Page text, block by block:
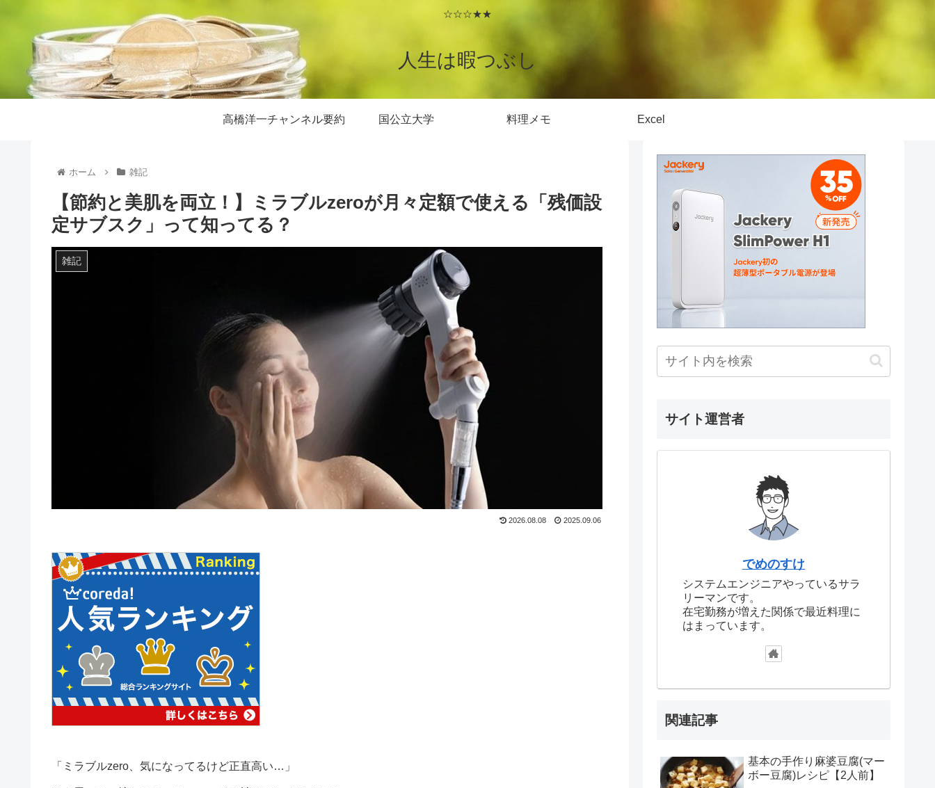
☆☆☆★★
人生は暇つぶし
高橋洋一チャンネル要約 国公立大学 料理メモ Excel
ホーム 雑記
【節約と美肌を両立！】ミラブルzeroが月々定額で使える「残価設
定サブスク」って知ってる？
雑記
2026.08.08 2025.09.06
「ミラブルzero、気になってるけど正直高い…」
サイト運営者
でめのすけ
システムエンジニアやっているサラ
リーマンです。
在宅勤務が増えた関係で最近料理に
はまっています。
関連記事
基本の手作り麻婆豆腐(マー
ボー豆腐)レシピ【2人前】